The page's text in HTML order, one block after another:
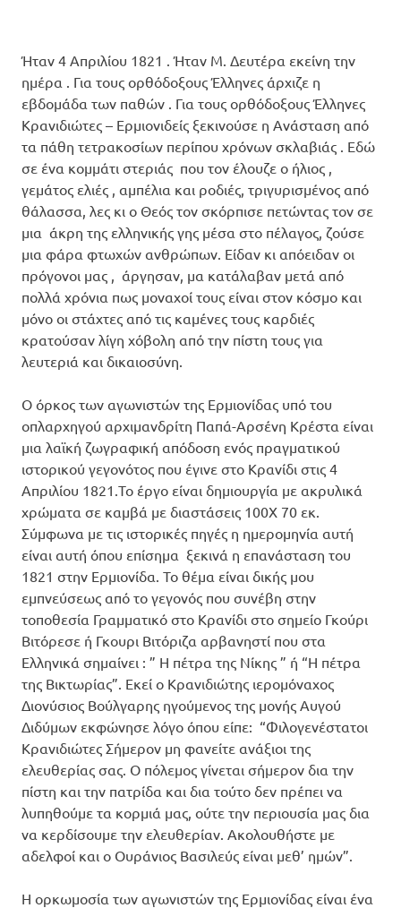
Ήταν 4 Απριλίου 1821 . Ήταν Μ. Δευτέρα εκείνη την
ημέρα . Για τους ορθόδοξους Έλληνες άρχιζε η
εβδομάδα των παθών . Για τους ορθόδοξους Έλληνες
Κρανιδιώτες – Ερμιονιδείς ξεκινούσε η Ανάσταση από
τα πάθη τετρακοσίων περίπου χρόνων σκλαβιάς . Εδώ
σε ένα κομμάτι στεριάς που τον έλουζε ο ήλιος ,
γεμάτος ελιές , αμπέλια και ροδιές, τριγυρισμένος από
θάλασσα, λες κι ο Θεός τον σκόρπισε πετώντας τον σε
μια άκρη της ελληνικής γης μέσα στο πέλαγος, ζούσε
μια φάρα φτωχών ανθρώπων. Είδαν κι απόειδαν οι
πρόγονοι μας , άργησαν, μα κατάλαβαν μετά από
πολλά χρόνια πως μοναχοί τους είναι στον κόσμο και
μόνο οι στάχτες από τις καμένες τους καρδιές
κρατούσαν λίγη χόβολη από την πίστη τους για
λευτεριά και δικαιοσύνη.
Ο όρκος των αγωνιστών της Ερμιονίδας υπό του
οπλαρχηγού αρχιμανδρίτη Παπά-Αρσένη Κρέστα είναι
μια λαϊκή ζωγραφική απόδοση ενός πραγματικού
ιστορικού γεγονότος που έγινε στο Κρανίδι στις 4
Απριλίου 1821.Το έργο είναι δημιουργία με ακρυλικά
χρώματα σε καμβά με διαστάσεις 100Χ 70 εκ.
Σύμφωνα με τις ιστορικές πηγές η ημερομηνία αυτή
είναι αυτή όπου επίσημα ξεκινά η επανάσταση του
1821 στην Ερμιονίδα. Το θέμα είναι δικής μου
εμπνεύσεως από το γεγονός που συνέβη στην
τοποθεσία Γραμματικό στο Κρανίδι στο σημείο Γκούρι
Βιτόρεσε ή Γκουρι Βιτόριζα αρβανηστί που στα
Ελληνικά σημαίνει : ” Η πέτρα της Νίκης ” ή “Η πέτρα
της Βικτωρίας”. Εκεί ο Κρανιδιώτης ιερομόναχος
Διονύσιος Βούλγαρης ηγούμενος της μονής Αυγού
Διδύμων εκφώνησε λόγο όπου είπε: “Φιλογενέστατοι
Κρανιδιώτες Σήμερον μη φανείτε ανάξιοι της
ελευθερίας σας. Ο πόλεμος γίνεται σήμερον δια την
πίστη και την πατρίδα και δια τούτο δεν πρέπει να
λυπηθούμε τα κορμιά μας, ούτε την περιουσία μας δια
να κερδίσουμε την ελευθερίαν. Ακολουθήστε με
αδελφοί και ο Ουράνιος Βασιλεύς είναι μεθ’ ημών”.
Η ορκωμοσία των αγωνιστών της Ερμιονίδας είναι ένα